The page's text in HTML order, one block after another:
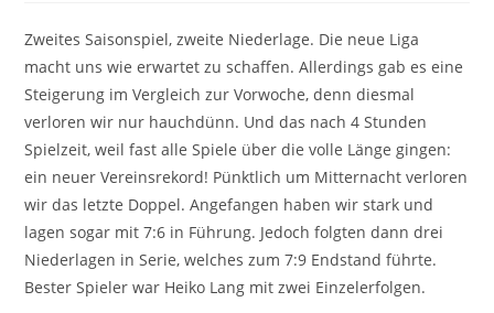
Zweites Saisonspiel, zweite Niederlage. Die neue Liga
macht uns wie erwartet zu schaffen. Allerdings gab es eine
Steigerung im Vergleich zur Vorwoche, denn diesmal
verloren wir nur hauchdünn. Und das nach 4 Stunden
Spielzeit, weil fast alle Spiele über die volle Länge gingen:
ein neuer Vereinsrekord! Pünktlich um Mitternacht verloren
wir das letzte Doppel. Angefangen haben wir stark und
lagen sogar mit 7:6 in Führung. Jedoch folgten dann drei
Niederlagen in Serie, welches zum 7:9 Endstand führte.
Bester Spieler war Heiko Lang mit zwei Einzelerfolgen.